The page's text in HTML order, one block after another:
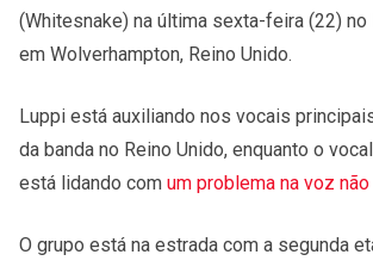
(Whitesnake) na última sexta-feira (22) no
em Wolverhampton, Reino Unido.
Luppi está auxiliando nos vocais
da banda no Reino Unido, enquanto o
está lidando com um problema na voz
O grupo está na estrada com a segunda